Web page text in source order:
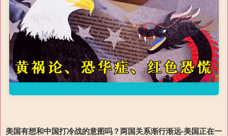
美国有想和中国打冷战的意图吗？两国关系渐行渐远-美国正在一